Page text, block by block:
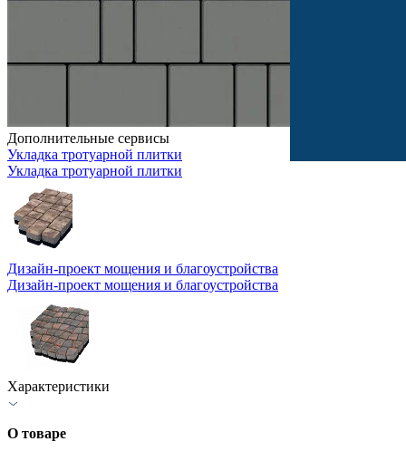
Дополнительные сервисы
Укладка тротуарной плитки
Укладка тротуарной плитки
Дизайн-проект мощения и благоустройства
Дизайн-проект мощения и благоустройства
Характеристики
О товаре